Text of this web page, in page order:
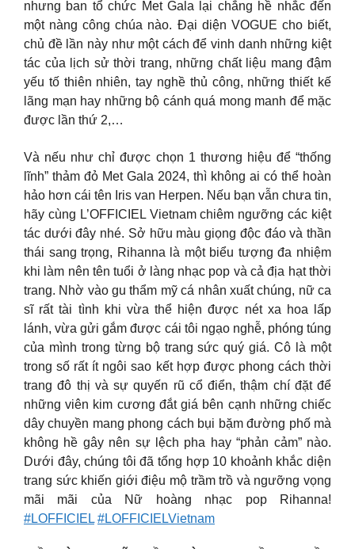
nhưng ban tổ chức Met Gala lại chẳng hề nhắc đến
một nàng công chúa nào. Đại diện VOGUE cho biết,
chủ đề lần này như một cách để vinh danh những kiệt
tác của lịch sử thời trang, những chất liệu mang đậm
yếu tố thiên nhiên, tay nghề thủ công, những thiết kế
lãng mạn hay những bộ cánh quá mong manh để mặc
được lần thứ 2,…
Và nếu như chỉ được chọn 1 thương hiệu để “thống
lĩnh” thảm đỏ Met Gala 2024, thì không ai có thể hoàn
hảo hơn cái tên Iris van Herpen. Nếu bạn vẫn chưa tin,
hãy cùng L’OFFICIEL Vietnam chiêm ngưỡng các kiệt
tác dưới đây nhé. Sở hữu màu giọng độc đáo và thần
thái sang trọng, Rihanna là một biểu tượng đa nhiệm
khi làm nên tên tuổi ở làng nhạc pop và cả địa hạt thời
trang. Nhờ vào gu thẩm mỹ cá nhân xuất chúng, nữ ca
sĩ rất tài tình khi vừa thể hiện được nét xa hoa lấp
lánh, vừa gửi gắm được cái tôi ngạo nghễ, phóng túng
của mình trong từng bộ trang sức quý giá. Cô là một
trong số rất ít ngôi sao kết hợp được phong cách thời
trang đô thị và sự quyến rũ cổ điển, thậm chí đặt để
những viên kim cương đắt giá bên cạnh những chiếc
dây chuyền mang phong cách bụi bặm đường phố mà
không hề gây nên sự lệch pha hay “phản cảm” nào.
Dưới đây, chúng tôi đã tổng hợp 10 khoảnh khắc diện
trang sức khiến giới điệu mộ trầm trồ và ngưỡng vọng
mãi mãi của Nữ hoàng nhạc pop Rihanna!
#LOFFICIEL #LOFFICIELVietnam